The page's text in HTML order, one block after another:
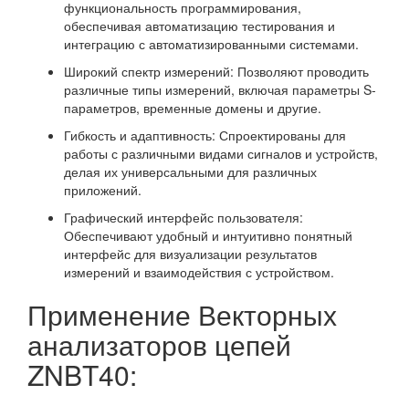
функциональность программирования,
обеспечивая автоматизацию тестирования и
интеграцию с автоматизированными системами.
Широкий спектр измерений: Позволяют проводить
различные типы измерений, включая параметры S-
параметров, временные домены и другие.
Гибкость и адаптивность: Спроектированы для
работы с различными видами сигналов и устройств,
делая их универсальными для различных
приложений.
Графический интерфейс пользователя:
Обеспечивают удобный и интуитивно понятный
интерфейс для визуализации результатов
измерений и взаимодействия с устройством.
Применение Векторных
анализаторов цепей
ZNBT40: